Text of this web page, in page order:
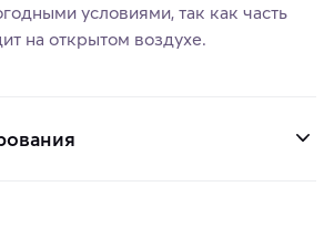
условиями, так как часть
на открытом воздухе.